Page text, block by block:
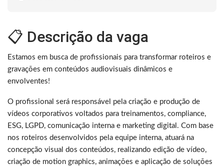
📋 Descrição da vaga
Estamos em busca de profissionais para transformar roteiros e
gravações em conteúdos audiovisuais dinâmicos e
envolventes!
O profissional será responsável pela criação e produção de
vídeos corporativos voltados para treinamentos, compliance,
ESG, LGPD, comunicação interna e marketing digital. Com base
nos roteiros desenvolvidos pela equipe interna, atuará na
concepção visual dos conteúdos, realizando edição de vídeo,
criação de motion graphics, animações e aplicação de soluções